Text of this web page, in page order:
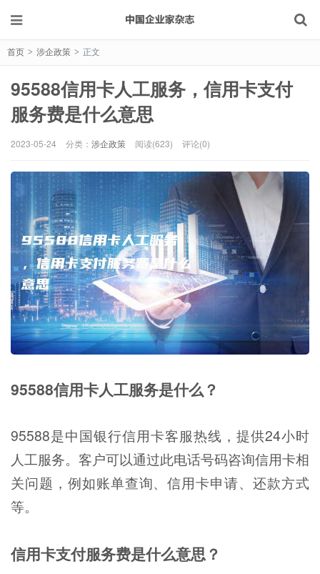
首页 > 涉企政策 > 正文
95588信用卡人工服务，信用卡支付
服务费是什么意思
2023-05-24 分类： 涉企政策 阅读(623) 评论(0)
95588信用卡人工服务是什么？
95588是中国银行信用卡客服热线，提供24小时
人工服务。客户可以通过此电话号码咨询信用卡相
关问题，例如账单查询、信用卡申请、还款方式
等。
信用卡支付服务费是什么意思？